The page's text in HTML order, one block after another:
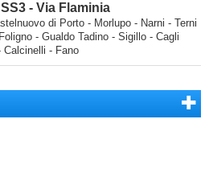
- Via Flaminia
di Porto - Morlupo - Narni - Terni
- Gualdo Tadino - Sigillo - Cagli
Calcinelli - Fano